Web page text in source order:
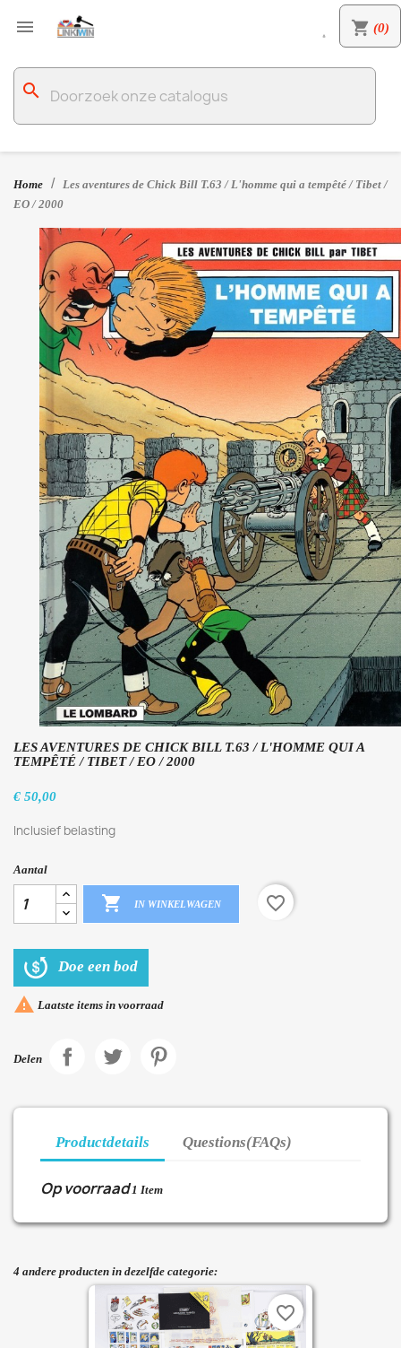
 shopping_cart (0)

search
Home
Les aventures de Chick Bill T.63 / L'homme qui a tempêté / Tibet /
EO / 2000
LES AVENTURES DE CHICK BILL T.63 / L'HOMME QUI A
TEMPÊTÉ / TIBET / EO / 2000
€ 50,00
Inclusief belasting
Aantal
 IN WINKELWAGEN favorite_border
Doe een bod
 Laatste items in voorraad
Delen
Productdetails Questions(FAQs)
Op voorraad 1 Item
4 andere producten in dezelfde categorie:
favorite_border